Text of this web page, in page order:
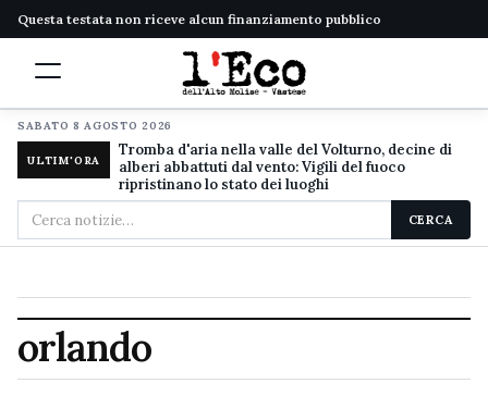
Questa testata non riceve alcun finanziamento pubblico
SABATO 8 AGOSTO 2026
ULTIM'ORA
Tromba d'aria nella valle del Volturno, decine di
alberi abbattuti dal vento: Vigili del fuoco
ripristinano lo stato dei luoghi
Cerca
nel
CERCA
orlando